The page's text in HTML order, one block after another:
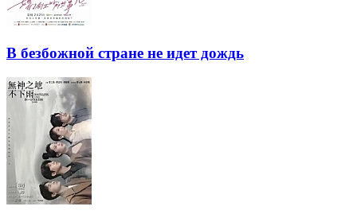
В безбожной стране не идет дождь